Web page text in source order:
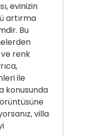
evinizin
artırma
Bu
renk
ile
konusunda
villa